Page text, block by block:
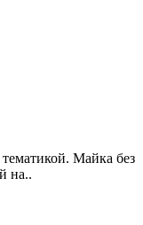
Майка без
на..